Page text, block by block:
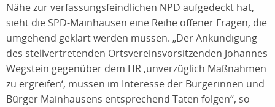
Nähe zur verfassungsfeindlichen NPD aufgedeckt hat,
sieht die SPD-Mainhausen eine Reihe offener Fragen, die
umgehend geklärt werden müssen. „Der Ankündigung
des stellvertretenden Ortsvereinsvorsitzenden Johannes
Wegstein gegenüber dem HR ‚unverzüglich Maßnahmen
zu ergreifen‘, müssen im Interesse der Bürgerinnen und
Bürger Mainhausens entsprechend Taten folgen“, so